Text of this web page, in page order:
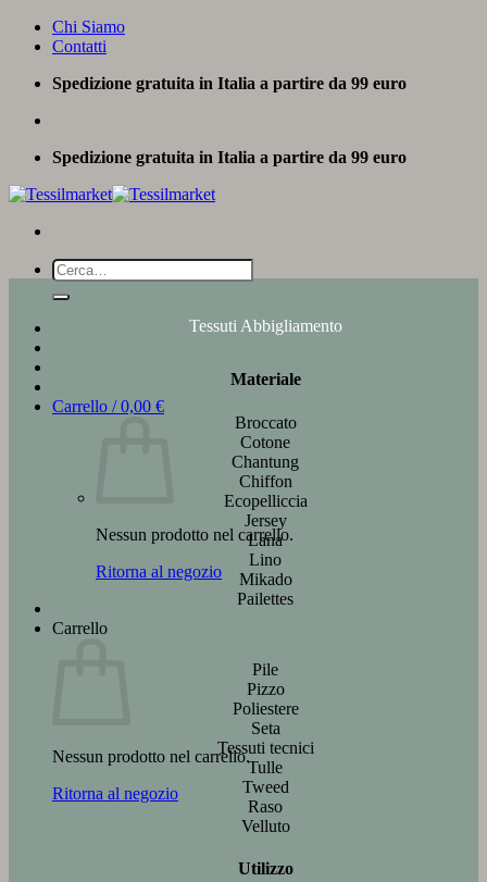
Salta
Chi Siamo
Contatti
Spedizione gratuita in Italia a partire da 99 euro
Spedizione gratuita in Italia a partire da 99 euro
Cerca:
Carrello /0,00 €
Nessun prodotto nel carrello.
Ritorna al negozio
Carrello
Nessun prodotto nel carrello.
Ritorna al negozio
Tessuti Abbigliamento
Materiale
Broccato
Cotone
Chantung
Chiffon
Ecopelliccia
Jersey
Lana
Lino
Mikado
Pailettes
Pile
Pizzo
Poliestere
Seta
Tessuti tecnici
Tulle
Tweed
Raso
Velluto
Utilizzo